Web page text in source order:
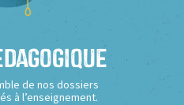
de nos dossiers
à l’enseignement.